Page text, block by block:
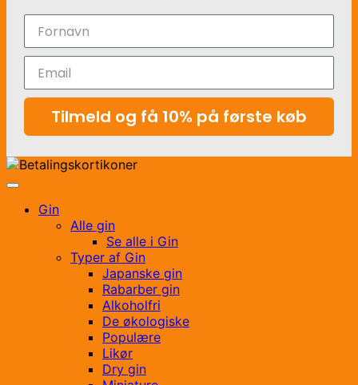
Tilmeld og få 10% på første køb
Gin
Alle gin
Se alle i Gin
Typer af Gin
Japanske gin
Rabarber gin
Alkoholfri
De økologiske
Populære
Likør
Dry gin